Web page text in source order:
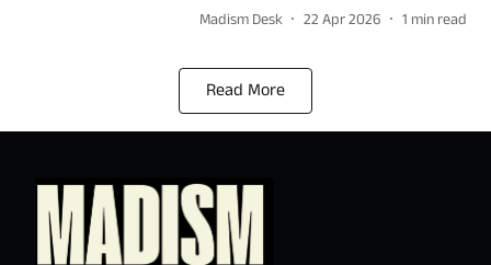
Madism Desk 22 Apr 2026 1 min read
Read More